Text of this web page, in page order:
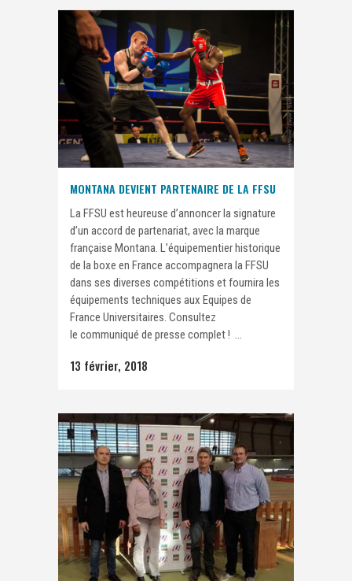
MONTANA DEVIENT PARTENAIRE DE LA FFSU
La FFSU est heureuse d’annoncer la signature
d’un accord de partenariat, avec la marque
française Montana. L’équipementier historique
de la boxe en France accompagnera la FFSU
dans ses diverses compétitions et fournira les
équipements techniques aux Equipes de
France Universitaires. Consultez
le communiqué de presse complet ! ...
13 février, 2018